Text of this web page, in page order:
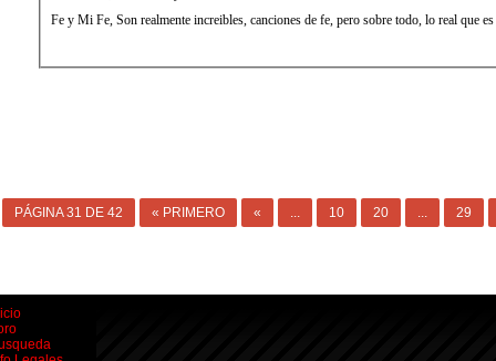
Fe y Mi Fe, Son realmente increibles, canciones de fe, pero sobre todo, lo real que
PÁGINA 31 DE 42 « PRIMERO « 10 20 29